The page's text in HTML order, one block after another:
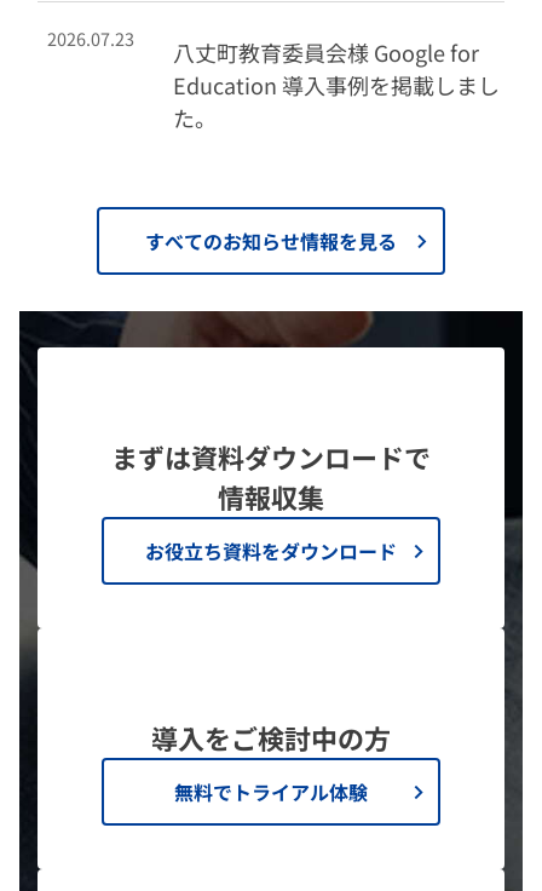
2026.07.23
八丈町教育委員会様 Google for
Education 導入事例を掲載しまし
た。
すべてのお知らせ情報を見る
まずは資料ダウンロードで
情報収集
お役立ち資料をダウンロード
導入をご検討中の方
無料でトライアル体験